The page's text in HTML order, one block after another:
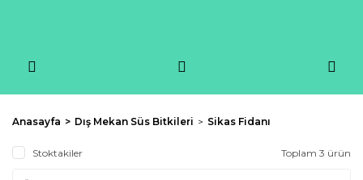
Anasayfa Dış Mekan Süs Bitkileri Sikas Fidanı
Stoktakiler Toplam 3 ürün